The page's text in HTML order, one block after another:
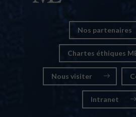
Nos partenaires
Chartes éthiques
Nous visiter
Intranet